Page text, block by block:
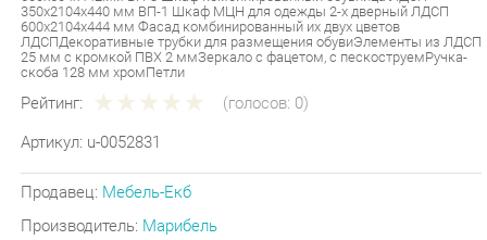
ЛДСПДекоративные трубки для размещения обувиЭлементы из ЛДСП
25 мм с кромкой ПВХ 2 ммЗеркало с фацетом, с пескоструемРучка-
скоба 128 мм хромПетли
Рейтинг: (голосов: 0)
Артикул: u-0052831
Продавец:
Производитель:Марибель
Последняя цена:
49 090 ₽